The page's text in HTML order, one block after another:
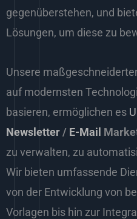
gegenüberstehen, und
Lösungen, um diese zu
Unsere
auf modernsten
basieren, ermöglichen es
Newsletter/ E-Mail
zu verwalten, zu
Wir bieten umfassende
von der Entwicklung von
Vorlagen bis hin zur